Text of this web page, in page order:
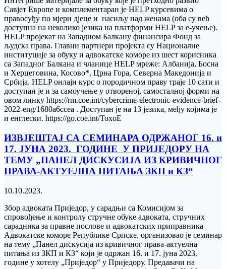
Савјет Европе и комплементаран је HELP курсевима о
правосуђу по мјери дјеце и насиљу над женама (оба су већ
доступна на неколико језика на платформи HELP за е-учење).
HELP пројекат на Западном Балкану финансира Фонд за
људска права. Главни партнери пројекта су Националне
институције за обуку и адвокатске коморе из шест корисника
са Западног Балкана и чланице HELP мреже: Албанија, Босна
и Херцеговина, Косово*, Црна Гора, Северна Македонија и
Србија. HELP онлајн курс о породичном праву траје 10 сати и
доступан је и за самоучење у отвореној, самосталној форми на
овом линку https://rm.coe.int/cybercrime-electronic-evidence-brief-
2022-eng/1680a6ccea . Доступан је на 13 језика, међу којима је
и енглески. https://go.coe.int/ToxoE
ИЗВЈЕШТАЈ СА СЕМИНАРА ОДРЖАНОГ 16. и
17. ЈУНА 2023. ГОДИНЕ У ПРИЈЕДОРУ НА
ТЕМУ „ПАНЕЛ ДИСКУСИЈА ИЗ КРИВИЧНОГ
ПРАВА-АКТУЕЛНА ПИТАЊА ЗКП и КЗ“
10.10.2023.
Збор адвоката Приједор, у сарадњи са Комисијом за
спровођење и контролу стручне обуке aдвоката, стручних
сарадника за правне послове и aдвокатских приправника
Адвокатске коморе Републике Српске, организовао је семинар
на тему „Панел дискусија из кривичног права-актуелна
питања из ЗКП и КЗ“ који је одржан 16. и 17. јуна 2023.
године у хотелу „Приједор“ у Приједору. Предавачи на